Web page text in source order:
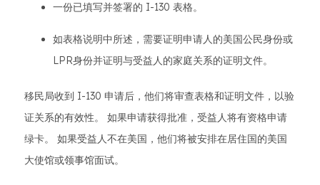
一份已填写并签署的 I-130 表格。
如表格说明中所述，需要证明申请人的美国公民身份或
LPR身份并证明与受益人的家庭关系的证明文件。
移民局收到 I-130 申请后，他们将审查表格和证明文件，以验
证关系的有效性。 如果申请获得批准，受益人将有资格申请
绿卡。 如果受益人不在美国，他们将被安排在居住国的美国
大使馆或领事馆面试。